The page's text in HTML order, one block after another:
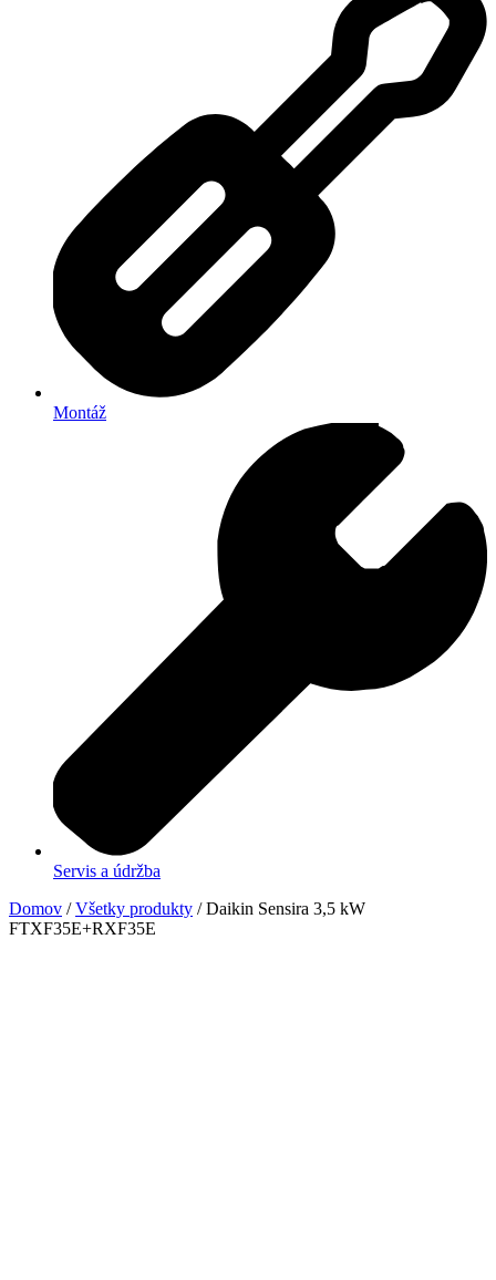
Montáž
Servis a údržba
Domov /Všetky produkty / Daikin Sensira 3,5 kW
FTXF35E+RXF35E